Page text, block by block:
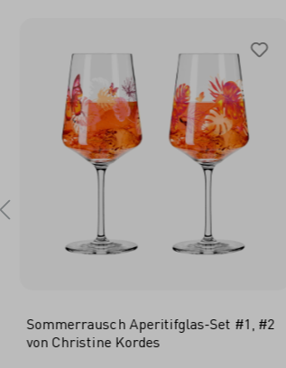
Sommerrausch Aperitifglas-Set #1, #2
von Christine Kordes